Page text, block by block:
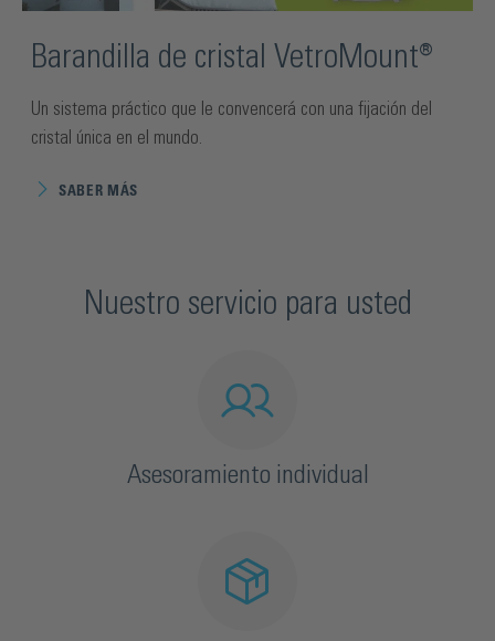
Barandilla de cristal VetroMount®
Un sistema práctico que le convencerá con una fijación del
cristal única en el mundo.
SABER MÁS
Nuestro servicio para usted
Asesoramiento individual